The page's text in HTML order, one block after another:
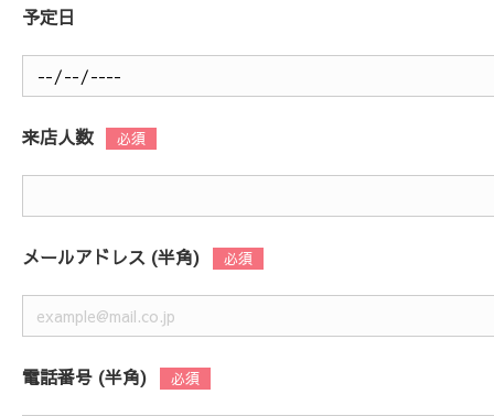
予定日
来店人数
メールアドレス (半角)
電話番号 (半角)